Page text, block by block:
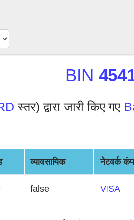
BIN
स्तर) द्वारा जारी किए गए
व्यावसायिक नेटवर्क
false VISA